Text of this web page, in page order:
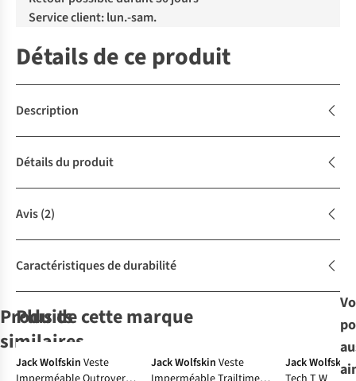
Service client: lun.-sam.
Détails de ce produit
Description
Détails du produit
Avis(2)
Caractéristiques de durabilité
Produits
similaires
-50%
Plus de cette marque
Jack Wolfskin Veste
Jack Wolfskin Veste
Jack Wolfskin